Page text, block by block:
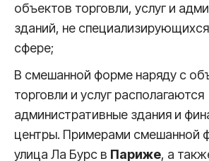
объектов торговли, услуг и
зданий, не
сфере;
В смешанной форме наряду с
торговли и услуг располагаются
административные здания и
центры. Примерами смешанной
улица Ла Бурс в Париже, а